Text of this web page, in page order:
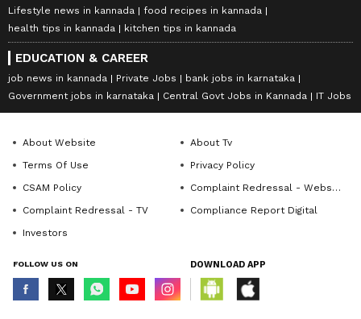
Lifestyle news in kannada
food recipes in kannada
health tips in kannada
kitchen tips in kannada
EDUCATION & CAREER
job news in kannada Private Jobs
bank jobs in karnataka
Government jobs in karnataka
Central Govt Jobs in Kannada IT Jobs
About Website
About Tv
Terms Of Use
Privacy Policy
CSAM Policy
Complaint Redressal - Website
Complaint Redressal - TV
Compliance Report Digital
Investors
FOLLOW US ON DOWNLOAD APP